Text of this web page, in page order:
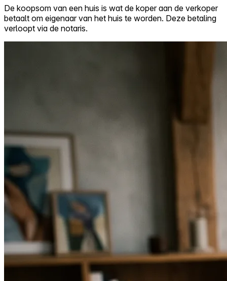
Self-service
All-in-One
Markets
De koopsom van een huis is wat de koper aan de verkoper
betaalt om eigenaar van het huis te worden. Deze betaling
verloopt via de notaris.